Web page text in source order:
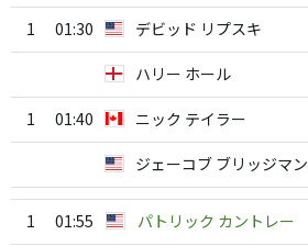
1 01:30 デビッド リプスキ
ハリー ホール
1 01:40 ニック テイラー
ジェーコブ ブリッジマン
1 01:55 パトリック カントレー